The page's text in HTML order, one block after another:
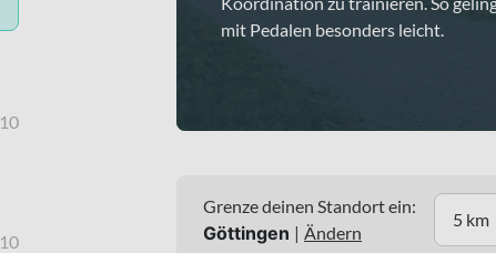
10
10
mit Pedalen besonders leicht.
Grenze deinen Standort ein:
Göttingen | Ändern
5 km